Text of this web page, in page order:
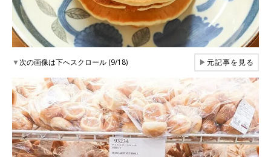
▼次の画像は下へスクロール (9/18) ▶元記事を見る